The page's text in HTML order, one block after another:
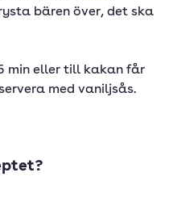
bären över, det ska
min eller till kakan får
med vaniljsås.